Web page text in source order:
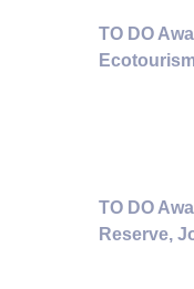
TO DO
TO DO
Reserve,